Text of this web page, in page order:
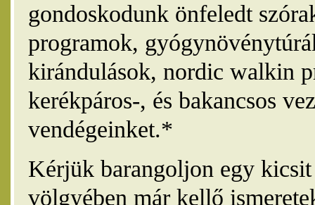
gondoskodunk önfeledt
programok,
kirándulások, nordic walkin
kerékpáros-, és bakancsos
vendégeinket.*
Kérjük barangoljon egy
völgyében már kellő